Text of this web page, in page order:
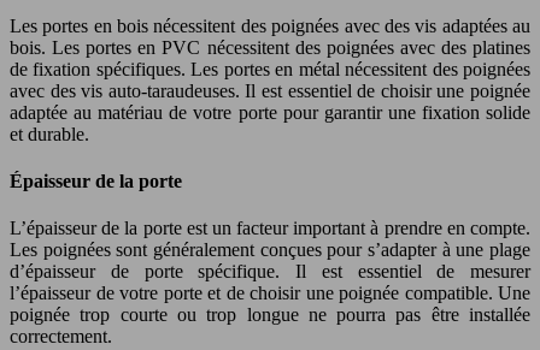
Les portes en bois nécessitent des poignées avec des vis adaptées au
bois. Les portes en PVC nécessitent des poignées avec des platines
de fixation spécifiques. Les portes en métal nécessitent des poignées
avec des vis auto-taraudeuses. Il est essentiel de choisir une poignée
adaptée au matériau de votre porte pour garantir une fixation solide
et durable.
Épaisseur de la porte
L’épaisseur de la porte est un facteur important à prendre en compte.
Les poignées sont généralement conçues pour s’adapter à une plage
d’épaisseur de porte spécifique. Il est essentiel de mesurer
l’épaisseur de votre porte et de choisir une poignée compatible. Une
poignée trop courte ou trop longue ne pourra pas être installée
correctement.